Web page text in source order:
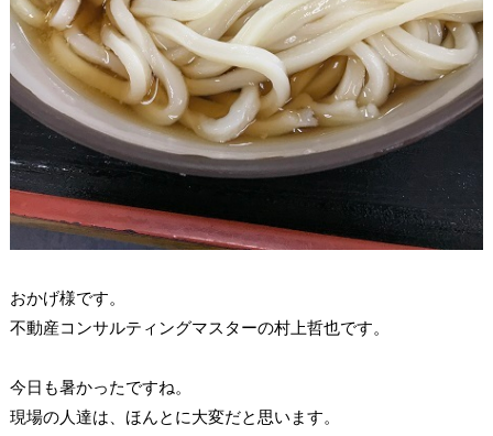
おかげ様です。
不動産コンサルティングマスターの村上哲也です。
今日も暑かったですね。
現場の人達は、ほんとに大変だと思います。